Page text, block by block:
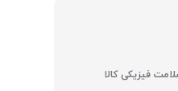
فیزیکی کالا